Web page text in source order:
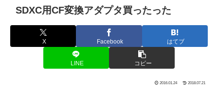
SDXC用CF変換アダプタ買ったった
X Facebook はてブ
LINE コピー
2016.01.24 2018.07.21